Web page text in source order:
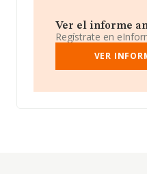
Ver el informe
Regístrate en
VER